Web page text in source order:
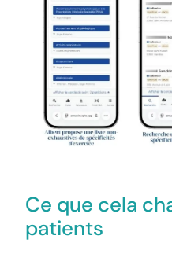
Ce que cela
patients